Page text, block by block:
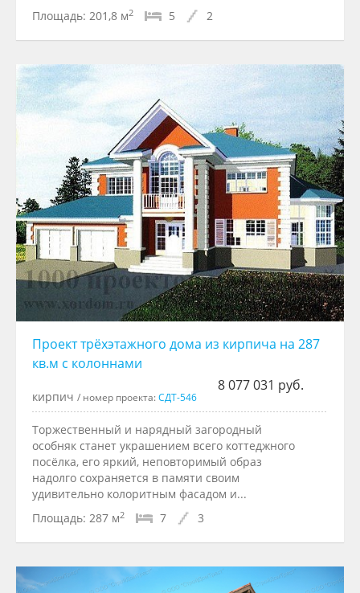
Площадь: 201,8 м2 5 2
Проект трёхэтажного дома из кирпича на 287
кв.м с колоннами
8 077 031 руб.
кирпич / номер проекта:СДТ-546
Торжественный и нарядный загородный
особняк станет украшением всего коттеджного
посёлка, его яркий, неповторимый образ
надолго сохраняется в памяти своим
удивительно колоритным фасадом и...
Площадь: 287 м2 7 3